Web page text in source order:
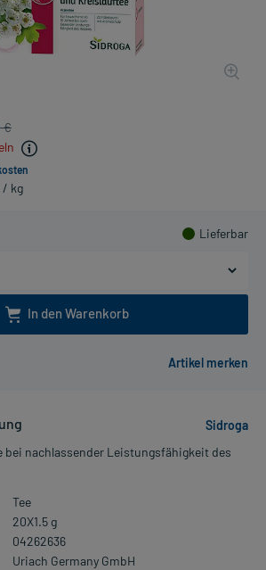
€
/ kg
Lieferbar
In den Warenkorb
Sidroga
bei nachlassender Leistungsfähigkeit des
Tee
20X1.5 g
04262636
Uriach Germany GmbH